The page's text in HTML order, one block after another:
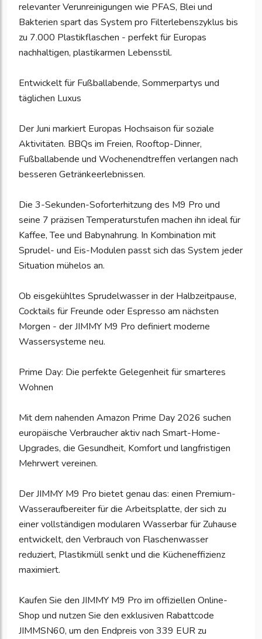
relevanter Verunreinigungen wie PFAS, Blei und
Bakterien spart das System pro Filterlebenszyklus bis
zu 7.000 Plastikflaschen - perfekt für Europas
nachhaltigen, plastikarmen Lebensstil.
Entwickelt für Fußballabende, Sommerpartys und
täglichen Luxus
Der Juni markiert Europas Hochsaison für soziale
Aktivitäten. BBQs im Freien, Rooftop-Dinner,
Fußballabende und Wochenendtreffen verlangen nach
besseren Getränkeerlebnissen.
Die 3-Sekunden-Soforterhitzung des M9 Pro und
seine 7 präzisen Temperaturstufen machen ihn ideal für
Kaffee, Tee und Babynahrung. In Kombination mit
Sprudel- und Eis-Modulen passt sich das System jeder
Situation mühelos an.
Ob eisgekühltes Sprudelwasser in der Halbzeitpause,
Cocktails für Freunde oder Espresso am nächsten
Morgen - der JIMMY M9 Pro definiert moderne
Wassersysteme neu.
Prime Day: Die perfekte Gelegenheit für smarteres
Wohnen
Mit dem nahenden Amazon Prime Day 2026 suchen
europäische Verbraucher aktiv nach Smart-Home-
Upgrades, die Gesundheit, Komfort und langfristigen
Mehrwert vereinen.
Der JIMMY M9 Pro bietet genau das: einen Premium-
Wasseraufbereiter für die Arbeitsplatte, der sich zu
einer vollständigen modularen Wasserbar für Zuhause
entwickelt, den Verbrauch von Flaschenwasser
reduziert, Plastikmüll senkt und die Kücheneffizienz
maximiert.
Kaufen Sie den JIMMY M9 Pro im offiziellen Online-
Shop und nutzen Sie den exklusiven Rabattcode
JIMMSN60, um den Endpreis von 339 EUR zu